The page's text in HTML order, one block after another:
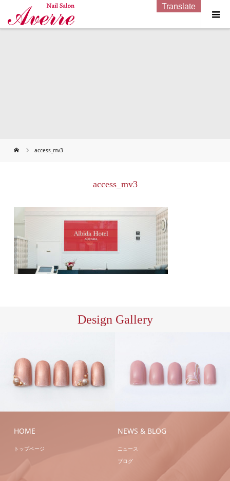
access_mv3
access_mv3
Design Gallery
S/ア
ック ハンドネイル
ハン
ル
HOME
トップページ
NEWS & BLOG
ニュース
ブログ
Translate